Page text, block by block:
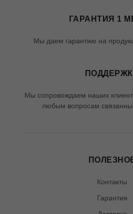
ГАРАНТИЯ 1
Мы даем гарантию на
Мы сопровождаем наших
любым вопросам
Контакты
Гарантия